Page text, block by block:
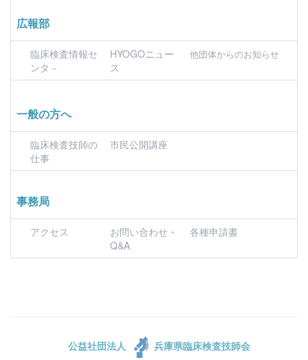
広報部
臨床検査情報セ
ンタ－
HYOGOニュー
ス
他団体からのお知らせ
一般の方へ
臨床検査技師の
仕事
市民公開講座
事務局
アクセス
お問い合わせ・
Q&A
各種申請書
公益社団法人 兵庫県臨床検査技師会